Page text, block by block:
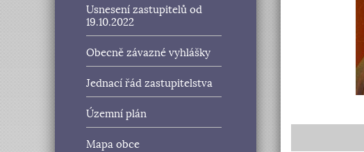
Usnesení zastupitelů od
19.10.2022
Obecně závazné vyhlášky
Jednací řád zastupitelstva
Územní plán
Mapa obce